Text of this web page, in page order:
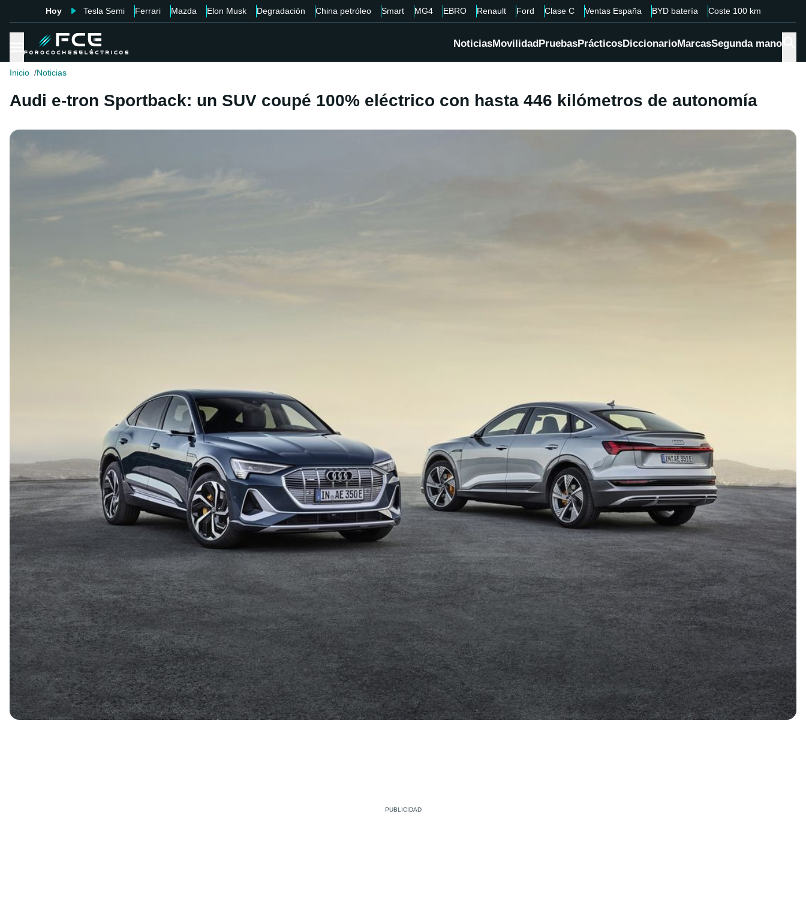
Hoy Tesla Semi Ferrari Mazda Elon Musk Degradación China petróleo Smart MG4 EBRO Renault Ford Clase C Ventas España BYD batería Coste 100 km
NoticiasMovilidadPruebasPrácticosDiccionarioMarcasSegunda mano
Inicio Noticias
Audi e-tron Sportback: un SUV coupé 100% eléctrico con hasta 446 kilómetros de autonomía